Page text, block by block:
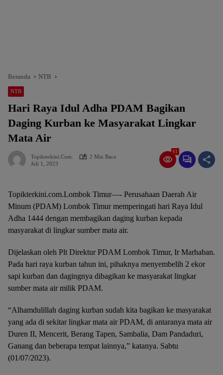
Beranda NTB
NTB
Hari Raya Idul Adha PDAM Bagikan
Daging Kurban ke Masyarakat Lingkar
Mata Air
Topikterkini.com.
2 Min Baca
Juli 1, 2023
61
Topikterkini.com.Lombok Timur—- Perusahaan Daerah Air
Minum (PDAM) Lombok Timur memperingati hari Raya Idul
Adha 1444 dengan membagikan daging kurban kepada
masyarakat di lingkar sumber mata air.
Dijelaskan oleh Plt Direktur PDAM Lombok Timur, Ir Marhaban.
Pada hari raya kurban tahun ini, pihaknya menyembelih 2 ekor
sapi kurban dan dagingnya dibagikan ke masyarakat lingkar
sumber mata air milik PDAM.
“Alhamdulillah daging kurban sudah kita bagikan ke masyarakat
yang ada di sekitar lingkar mata air PDAM, di antaranya mata air
Duren II, Mencerit, Berang Tapen, Sambalia, Dam Pandaduri,
Ganang dan beberapa tempat lainnya,” katanya. Sabtu
(01/07/2023).